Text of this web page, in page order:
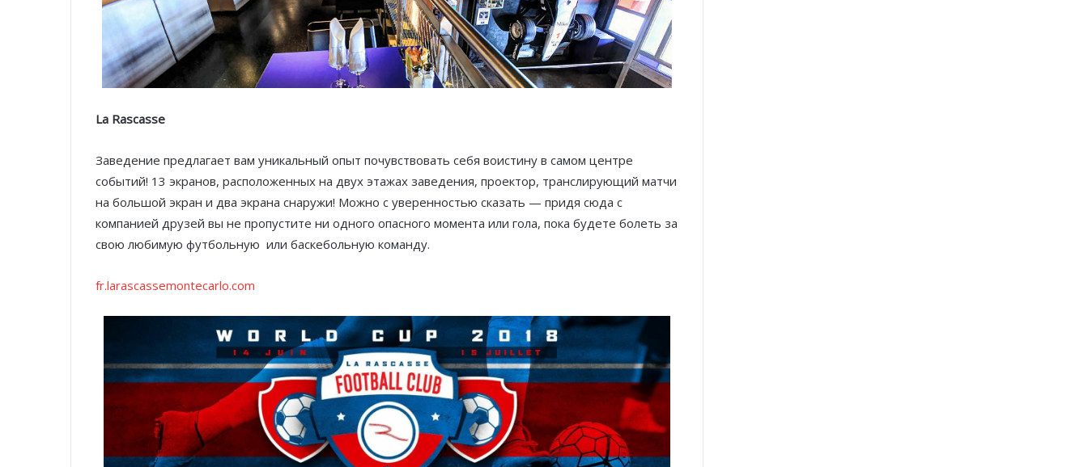
La Rascasse
Заведение предлагает вам уникальный опыт почувствовать себя воистину в самом центре
событий! 13 экранов, расположенных на двух этажах заведения, проектор, транслирующий матчи
на большой экран и два экрана снаружи! Можно с уверенностью сказать — придя сюда с
компанией друзей вы не пропустите ни одного опасного момента или гола, пока будете болеть за
свою любимую футбольную или баскебольную команду.
fr.larascassemontecarlo.com